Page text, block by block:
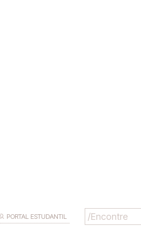
PORTAL ESTUDANTIL